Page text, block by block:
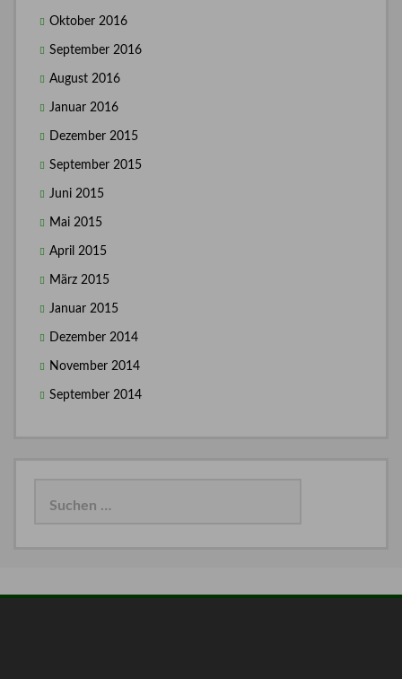
Oktober 2016
September 2016
August 2016
Januar 2016
Dezember 2015
September 2015
Juni 2015
Mai 2015
April 2015
März 2015
Januar 2015
Dezember 2014
November 2014
September 2014